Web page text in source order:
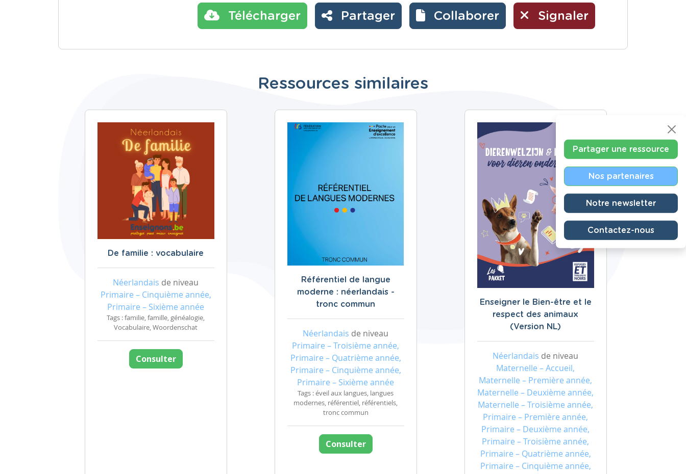
Télécharger Partager Collaborer Signaler
Ressources similaires
De familie : vocabulaire
Néerlandais de niveau
Primaire – Cinquième année,
Primaire – Sixième année
Tags : familie, famille, généalogie,
Vocabulaire, Woordenschat
Consulter
Référentiel de langue
moderne : néerlandais -
tronc commun
Néerlandais de niveau
Primaire – Troisième année,
Primaire – Quatrième année,
Primaire – Cinquième année,
Primaire – Sixième année
Tags : éveil aux langues, langues
modernes, référentiel, référentiels,
tronc commun
Consulter
Enseigner le Bien-être et le
respect des animaux
(Version NL)
Néerlandais de niveau
Maternelle – Accueil,
Maternelle – Première année,
Maternelle – Deuxième année,
Maternelle – Troisième année,
Primaire – Première année,
Primaire – Deuxième année,
Primaire – Troisième année,
Primaire – Quatrième année,
Primaire – Cinquième année,
Partager une ressource
Nos partenaires
Notre newsletter
Contactez-nous